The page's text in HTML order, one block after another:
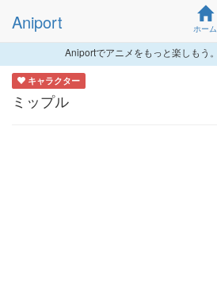
Aniport ホーム
Aniportでアニメをもっと楽しもう。
キャラクター
ミップル